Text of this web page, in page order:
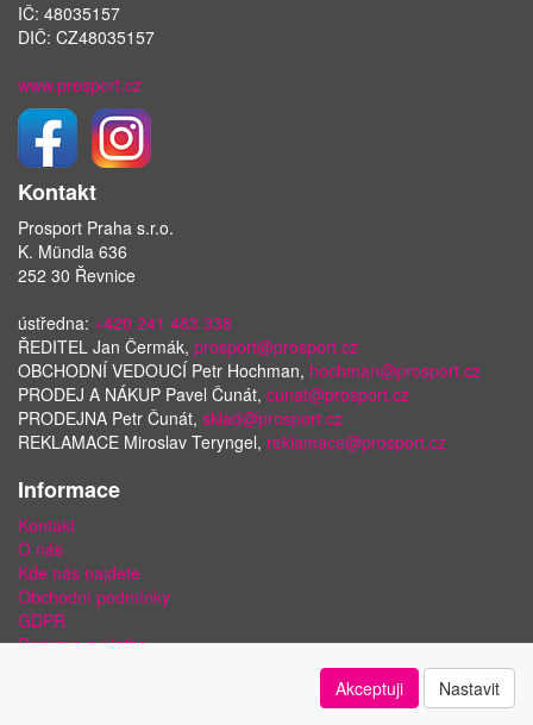
IČ: 48035157
DIČ: CZ48035157
www.prosport.cz
Kontakt
Prosport Praha s.r.o.
K. Mündla 636
252 30 Řevnice
ústředna: +420 241 483 338
ŘEDITEL Jan Čermák, prosport@prosport.cz
OBCHODNÍ VEDOUCÍ Petr Hochman, hochman@prosport.cz
PRODEJ A NÁKUP Pavel Čunát, cunat@prosport.cz
PRODEJNA Petr Čunát, sklad@prosport.cz
REKLAMACE Miroslav Teryngel, reklamace@prosport.cz
Informace
Kontakt
O nás
Kde nás najdete
Obchodní podmínky
GDPR
Doprava a platba
Akceptuji Nastavit